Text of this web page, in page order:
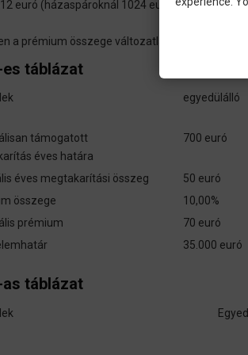
euró (házaspároknál 1024 euró).
a prémium összege változatlan maradt.
es táblázat
egyedülálló
támogatott
éves határa
700 euró
éves megtakarítási összeg 50 euró
összege
10,00%
prémium
70 euró
35.000 euró
as táblázat